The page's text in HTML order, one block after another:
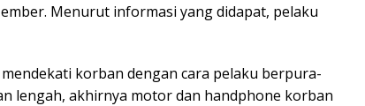
Menurut informasi yang didapat, pelaku
korban dengan cara pelaku berpura-
lengah, akhirnya motor dan handphone korban